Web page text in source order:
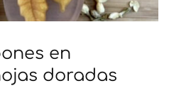
en
doradas